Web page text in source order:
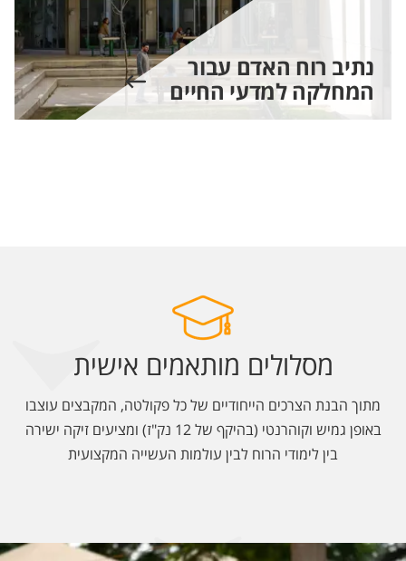
נתיב רוח האדם עבור
המחלקה למדעי החיים
מסלולים מותאמים אישית
מתוך הבנת הצרכים הייחודיים של כל פקולטה, המקבצים עוצבו
באופן גמיש וקוהרנטי (בהיקף של 12 נק"ז) ומציעים זיקה ישירה
בין לימודי הרוח לבין עולמות העשייה המקצועית